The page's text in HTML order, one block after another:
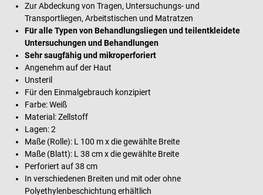
Zur Abdeckung von Tragen, Untersuchungs- und
Transportliegen, Arbeitstischen und Matratzen
Für alle Typen von Behandlungsliegen und teilentkleidete
Untersuchungen und Behandlungen
Sehr saugfähig und mikroperforiert
Angenehm auf der Haut
Unsteril
Für den Einmalgebrauch konzipiert
Farbe: Weiß
Material: Zellstoff
Lagen: 2
Maße (Rolle): L 100 m x die gewählte Breite
Maße (Blatt): L 38 cm x die gewählte Breite
Perforiert auf 38 cm
In verschiedenen Breiten und mit oder ohne
Polyethylenbeschichtung erhältlich